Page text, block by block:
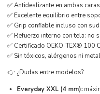
✅ Antideslizante en ambas
✅ Excelente equilibrio entre
✅ Grip confiable incluso con
✅ Refuerzo interno con tela: no
✅ Certificado OEKO-TEX® 100
✅ Sin tóxicos, alérgenos ni
👉 ¿Dudas entre modelos?
Everyday XXL (4 mm):